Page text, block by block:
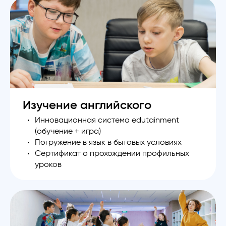
Изучение английского
Инновационная система edutainment
(обучение + игра)
Погружение в язык в бытовых условиях
Сертификат о прохождении профильных
уроков